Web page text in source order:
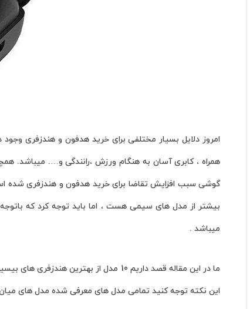
امروز دلایل بسیار مختلفی برای خرید هدفون و هندزفری
گوشی سبب افزایش تقاضا برای خرید هدفون و هندزفری شده
بیشتر از مدل های سیمی هست ، اما باید توجه کرد که
میباشد .
ما در این مقاله قصد داریم 10 مدل از
این نکته توجه کنید تمامی مدل های معرفی شده مدل های میان